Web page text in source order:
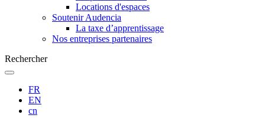
Locations d'espaces
Soutenir Audencia
La taxe d’apprentissage
Nos entreprises partenaires
Rechercher
FR
EN
cn